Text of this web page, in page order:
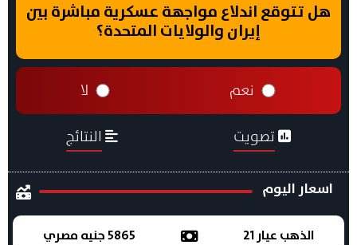
هل تتوقع اندلاع مواجهة عسكرية مباشرة بين
إيران والولايات المتحدة؟
نعم لا
تصويت النتائج
اسعار اليوم
الذهب عيار 21 5865 جنيه مصري